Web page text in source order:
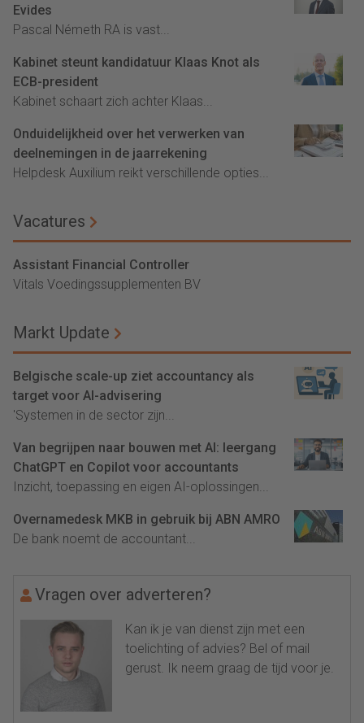
Evides
Pascal Németh RA is vast...
Kabinet steunt kandidatuur Klaas Knot als
ECB-president
Kabinet schaart zich achter Klaas...
Onduidelijkheid over het verwerken van
deelnemingen in de jaarrekening
Helpdesk Auxilium reikt verschillende opties...
Vacatures
Assistant Financial Controller
Vitals Voedingssupplementen BV
Markt Update
Belgische scale-up ziet accountancy als
target voor AI-advisering
'Systemen in de sector zijn...
Van begrijpen naar bouwen met AI: leergang
ChatGPT en Copilot voor accountants
Inzicht, toepassing en eigen AI-oplossingen...
Overnamedesk MKB in gebruik bij ABN AMRO
De bank noemt de accountant...
Vragen over adverteren?
Kan ik je van dienst zijn met een
toelichting of advies? Bel of mail
gerust. Ik neem graag de tijd voor je.